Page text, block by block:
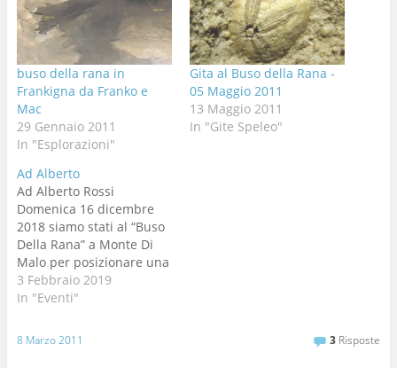
buso della rana in
Frankigna da Franko e
Mac
29 Gennaio 2011
In "Esplorazioni"
Gita al Buso della Rana -
05 Maggio 2011
13 Maggio 2011
In "Gite Speleo"
Ad Alberto
Ad Alberto Rossi
Domenica 16 dicembre
2018 siamo stati al “Buso
Della Rana” a Monte Di
Malo per posizionare una
targa costruita dal
“Druido” (Mario B.) in
venuto a mancare nel
3 Febbraio 2019
In "Eventi"
8 Marzo 2011 3 Risposte